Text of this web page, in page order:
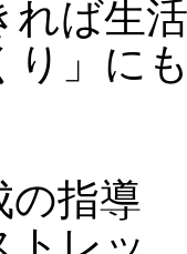
れば生
り」に
指導